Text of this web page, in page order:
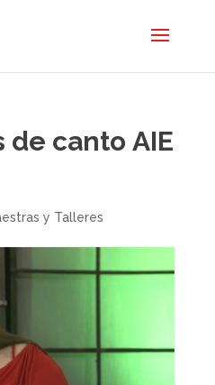
de canto AIE
y Talleres